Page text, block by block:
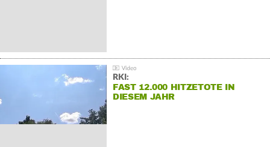
RKI:
FAST 12.000 HITZETOTE IN
DIESEM JAHR